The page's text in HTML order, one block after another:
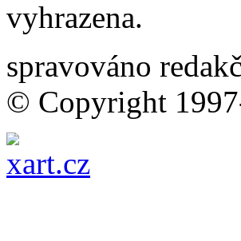
vyhrazena.
spravováno
© Copyright